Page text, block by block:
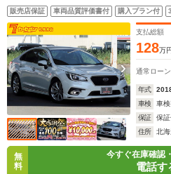
イトセーフティプラス ダイヤト
バックカメラ STIタワーバー ア
タブレックスライトダンパー
販売店保証 車両品質評価書付 購入プラン付
支払総額
128万
通常ローン
年式
車検
車
保証
保
住所
北
無
料
今すぐ在庫確認
電話す